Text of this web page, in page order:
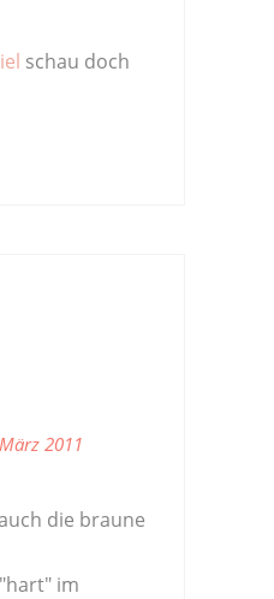
schau doch
2011
die braune
im